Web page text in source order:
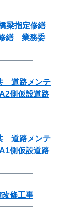
梁指定修繕
修繕 業務委
道路メンテ
側仮設道路
道路メンテ
側仮設道路
改修工事